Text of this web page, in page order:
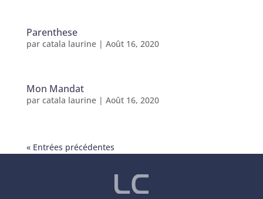
Parenthese
par catala laurine| Août 16, 2020
Mon Mandat
par catala laurine| Août 16, 2020
« Entrées précédentes